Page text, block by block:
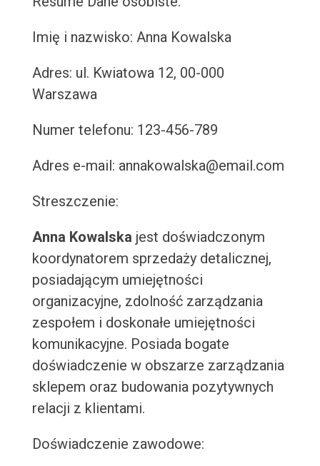
Imię i nazwisko: Anna Kowalska
Adres: ul. Kwiatowa 12, 00-000
Warszawa
Numer telefonu: 123-456-789
Adres e-mail: annakowalska@email.com
Streszczenie:
Anna Kowalska jest doświadczonym
koordynatorem sprzedaży detalicznej,
posiadającym umiejętności
organizacyjne, zdolność zarządzania
zespołem i doskonałe umiejętności
komunikacyjne. Posiada bogate
doświadczenie w obszarze zarządzania
sklepem oraz budowania pozytywnych
relacji z klientami.
Doświadczenie zawodowe: